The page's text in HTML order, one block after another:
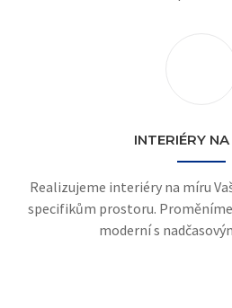
INTERIÉRY
Realizujeme interiéry na míru
specifikům prostoru.
moderní s